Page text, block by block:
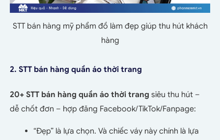
STT bán hàng mỹ phẩm đồ làm đẹp giúp thu hút khách
hàng
2. STT bán hàng quần áo thời trang
20+ STT bán hàng quần áo thời trang siêu thu hút –
dễ chốt đơn – hợp đăng Facebook/TikTok/Fanpage:
“Đẹp” là lựa chọn. Và chiếc váy này chính là lựa